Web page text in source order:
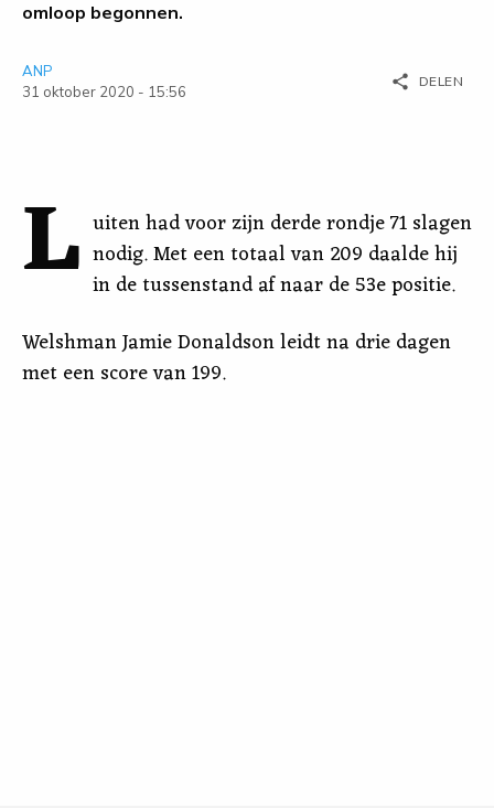
omloop begonnen.
ANP
31 oktober 2020 - 15:56
share DELEN
L uiten had voor zijn derde rondje 71 slagen
nodig. Met een totaal van 209 daalde hij
in de tussenstand af naar de 53e positie.
Welshman Jamie Donaldson leidt na drie dagen
met een score van 199.